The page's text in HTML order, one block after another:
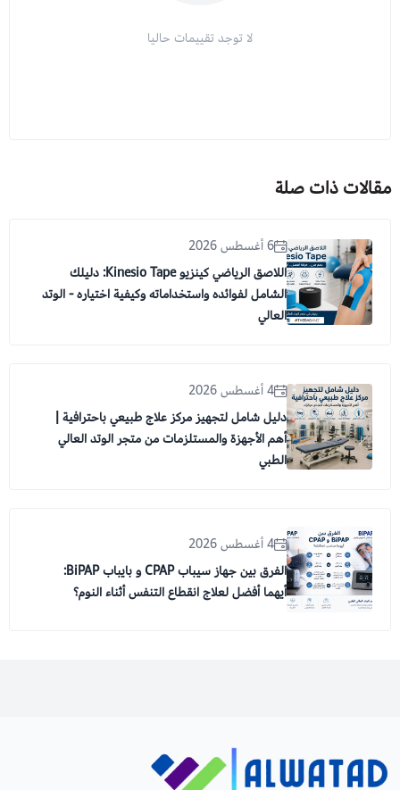
لا توجد تقييمات حاليا
مقالات ذات صلة
6 أغسطس 2026
اللاصق الرياضي كينزيو Kinesio Tape: دليلك
الشامل لفوائده واستخداماته وكيفية اختياره - الوتد
العالي
4 أغسطس 2026
دليل شامل لتجهيز مركز علاج طبيعي باحترافية |
أهم الأجهزة والمستلزمات من متجر الوتد العالي
الطبي
4 أغسطس 2026
الفرق بين جهاز سيباب CPAP و بايباب BiPAP:
أيهما أفضل لعلاج انقطاع التنفس أثناء النوم؟